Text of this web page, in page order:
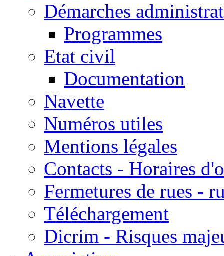
Démarches
Programmes
Etat civil
Documentation
Navette
Numéros utiles
Mentions légales
Contacts - Horaires
Fermetures de rues -
Téléchargement
Dicrim - Risques